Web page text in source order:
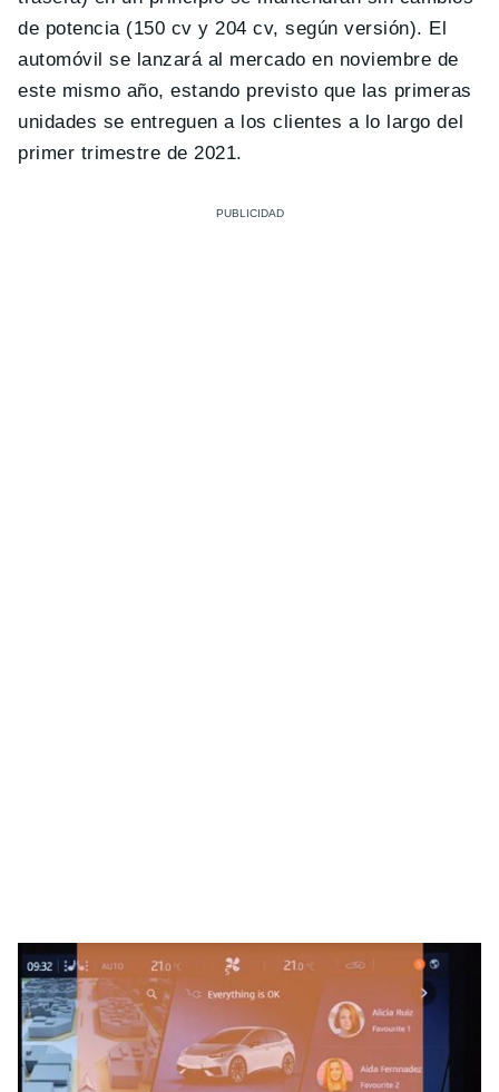
de potencia (150 cv y 204 cv, según versión). El
automóvil se lanzará al mercado en noviembre de
este mismo año, estando previsto que las primeras
unidades se entreguen a los clientes a lo largo del
primer trimestre de 2021.